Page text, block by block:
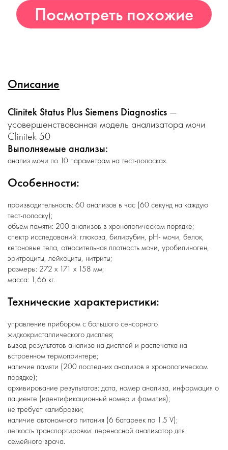
Посмотреть похожие
Описание
Clinitek Status Plus Siemens Diagnostics —
усовершенствованная модель анализатора мочи
Clinitek 50
Выполняемые анализы:
анализ мочи по 10 параметрам на тест-полосках.
Особенности:
производительность: 60 анализов в час (60 секунд на каждую
тест-полоску);
объем памяти: 200 анализов в хронологическом порядке;
спектр исследований: глюкоза, билирубин, рН- мочи, белок,
кетоновые тела, относительная плотность мочи, уробилиноген,
эритроциты, лейкоциты, нитриты;
размеры: 272 x 171 x 158 мм;
масса: 1,66 кг.
Технические характеристики:
управление прибором с большого сенсорного
жидкокристаллического дисплея;
вывод результатов анализа на дисплей и распечатка на
встроенном термопринтере;
наличие памяти (200 последних анализов в хронологическом
порядке);
архивирование результатов: дата, номер анализа, информация о
пациенте (идентификационный номер и фамилия);
не требует калибровки;
наличие автономного питания (6 батареек по 1.5 V);
легкость транспортировки: переносной анализатор для
семейного врача.